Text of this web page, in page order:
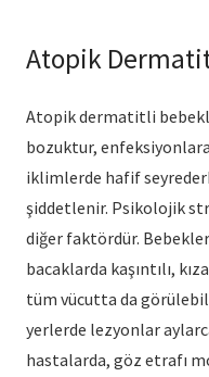
Atopik
Atopik dermatitli
bozuktur,
iklimlerde hafif
şiddetlenir. Psikolojik
diğer faktördür.
bacaklarda kaşıntılı,
tüm vücutta da
yerlerde lezyonlar
hastalarda, göz etrafı